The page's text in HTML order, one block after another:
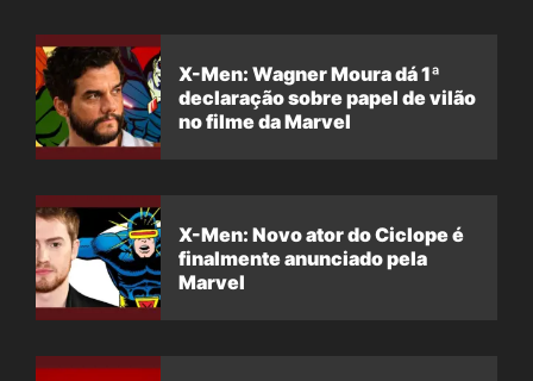
X-Men: Wagner Moura dá 1ª
declaração sobre papel de vilão
no filme da Marvel
X-Men: Novo ator do Ciclope é
finalmente anunciado pela
Marvel